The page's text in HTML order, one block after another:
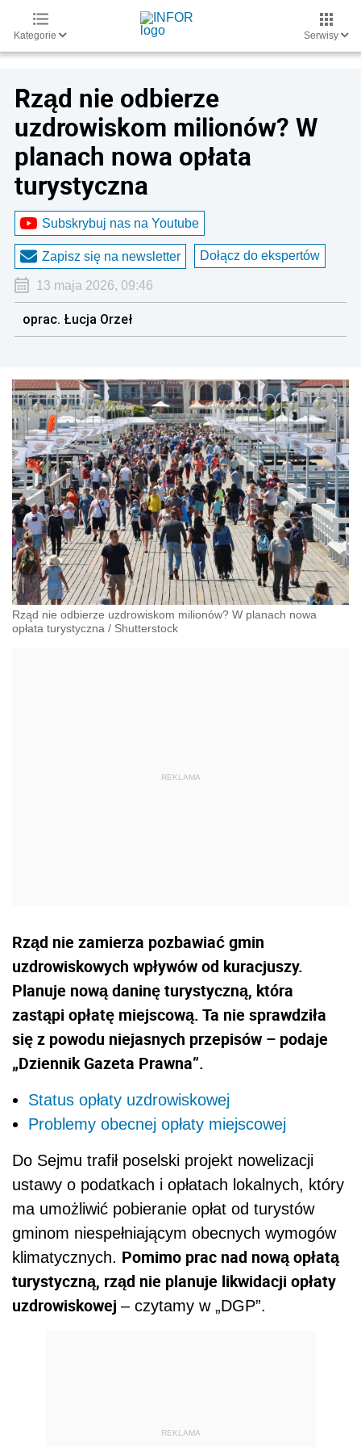
Kategorie Serwisy
Rząd nie odbierze
uzdrowiskom milionów? W
planach nowa opłata
turystyczna
Subskrybuj nas na Youtube
Zapisz się na newsletter Dołącz do ekspertów
13 maja 2026, 09:46
oprac. Łucja Orzeł
Rząd nie odbierze uzdrowiskom milionów? W planach nowa
opłata turystyczna / Shutterstock
Rząd nie zamierza pozbawiać gmin
uzdrowiskowych wpływów od kuracjuszy.
Planuje nową daninę turystyczną, która
zastąpi opłatę miejscową. Ta nie sprawdziła
się z powodu niejasnych przepisów – podaje
„Dziennik Gazeta Prawna”.
Status opłaty uzdrowiskowej
Problemy obecnej opłaty miejscowej
Do Sejmu trafił poselski projekt nowelizacji
ustawy o podatkach i opłatach lokalnych, który
ma umożliwić pobieranie opłat od turystów
gminom niespełniającym obecnych wymogów
klimatycznych. Pomimo prac nad nową opłatą
turystyczną, rząd nie planuje likwidacji opłaty
uzdrowiskowej – czytamy w „DGP”.
REKLAMA